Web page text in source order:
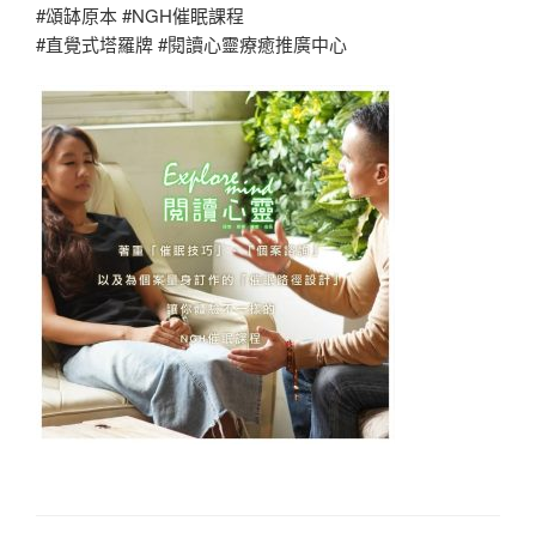
#頌缽原本 #NGH催眠課程
#直覺式塔羅牌 #閱讀心靈療癒推廣中心